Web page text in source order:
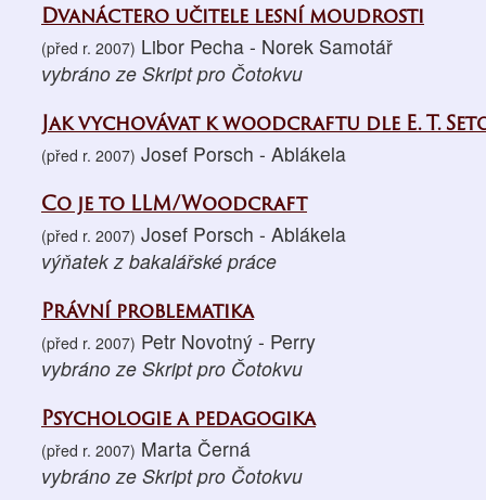
Dvanáctero učitele lesní moudrosti
(před r. 2007) Libor Pecha - Norek Samotář
vybráno ze Skript pro Čotokvu
Jak vychovávat k woodcraftu dle E. T.
(před r. 2007) Josef Porsch - Ablákela
Co je to LLM/Woodcraft
(před r. 2007) Josef Porsch - Ablákela
výňatek z bakalářské práce
Právní problematika
(před r. 2007) Petr Novotný - Perry
vybráno ze Skript pro Čotokvu
Psychologie a pedagogika
(před r. 2007) Marta Černá
vybráno ze Skript pro Čotokvu